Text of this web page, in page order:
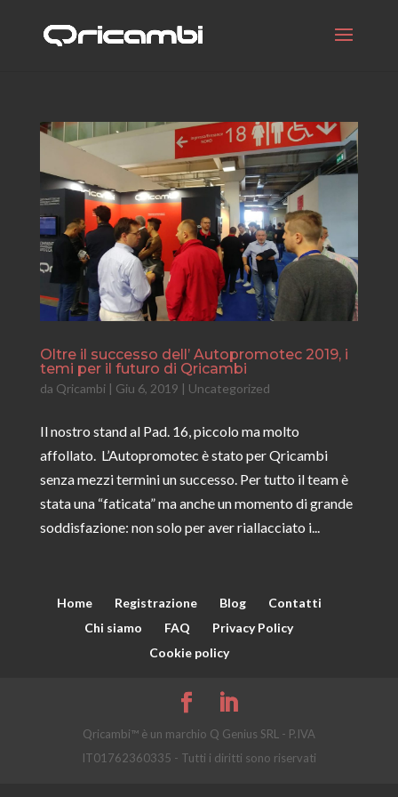
Oltre il successo dell’ Autopromotec 2019, i
temi per il futuro di Qricambi
da Qricambi| Giu 6, 2019 | Uncategorized
Il nostro stand al Pad. 16, piccolo ma molto
affollato. L’Autopromotec è stato per Qricambi
senza mezzi termini un successo. Per tutto il team è
stata una “faticata” ma anche un momento di grande
soddisfazione: non solo per aver riallacciato i...
Home Registrazione Blog
Contatti
Chi siamo
FAQ
Privacy Policy
Cookie policy
Qricambi™ è un marchio Q Genius SRL - P.IVA
IT01762360335 - Tutti i diritti sono riservati